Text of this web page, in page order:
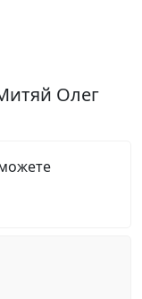
Олег